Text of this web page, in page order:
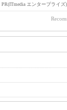
PR(ITmedia エンタープライズ)